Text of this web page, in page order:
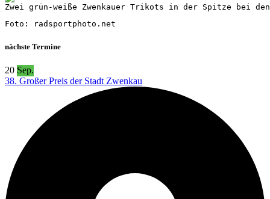
Zwei grün-weiße Zwenkauer Trikots in der Spitze bei
Foto: radsportphoto.net
nächste Termine
20 Sep.
38. Großer Preis der Stadt Zwenkau